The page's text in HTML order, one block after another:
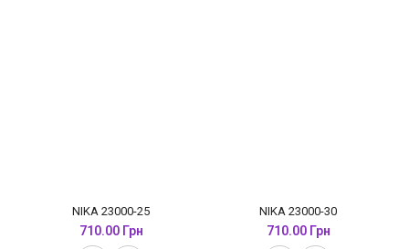
NIKA 23000-25
710.00 Грн
NIKA 23000-30
710.00 Грн